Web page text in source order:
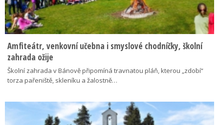
Amfiteátr, venkovní učebna i smyslové chodníčky, školní
zahrada ožije
Školní zahrada v Bánově připomíná travnatou pláň, kterou „zdobí“
torza pařeniště, skleníku a žalostně…